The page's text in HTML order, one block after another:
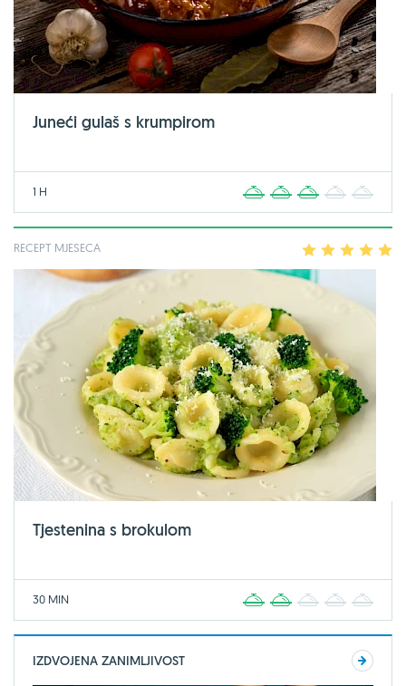
Juneći gulaš s krumpirom
1 H 2 3 4
RECEPT MJESECA 2 3 4
Tjestenina s brokulom
30 MIN 2 3 4
IZDVOJENA ZANIMLJIVOST